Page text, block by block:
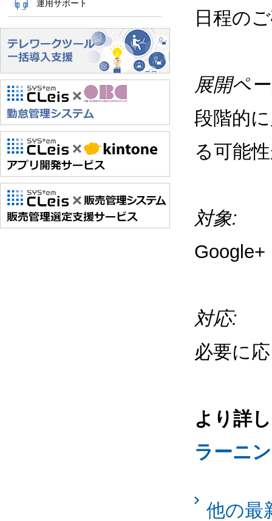
運用サポート
日程の
展開ペ
段階的
る可能
対象:
対応:
必要に
より詳
ラーニ
他の最